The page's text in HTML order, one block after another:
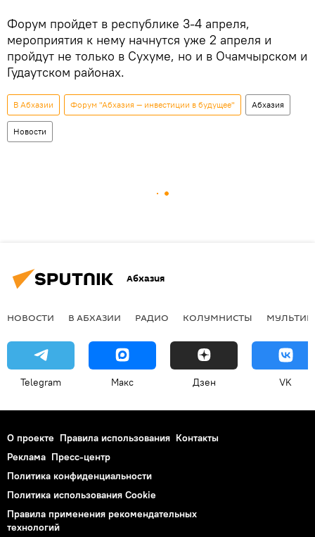
Форум пройдет в республике 3-4 апреля,
мероприятия к нему начнутся уже 2 апреля и
пройдут не только в Сухуме, но и в Очамчырском и
Гудаутском районах.
В Абхазии Форум "Абхазия — инвестиции в будущее" Абхазия
Новости
Абхазия
НОВОСТИ В АБХАЗИИ РАДИО КОЛУМНИСТЫ
Telegram Макс Дзен VK
О проекте Правила использования Контакты
Реклама Пресс-центр
Политика конфиденциальности
Политика использования Cookie
Правила применения рекомендательных
технологий